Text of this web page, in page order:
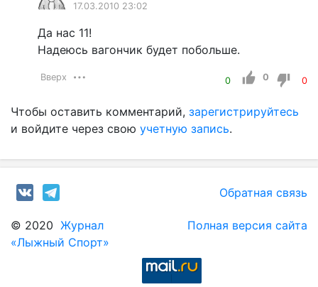
17.03.2010 23:02
Да нас 11!
Надеюсь вагончик будет побольше.
Вверх 0 0 0
Чтобы оставить комментарий, зарегистрируйтесь
и войдите через свою учетную запись.
Обратная связь
© 2020 Журнал
«Лыжный Спорт»
Полная версия сайта